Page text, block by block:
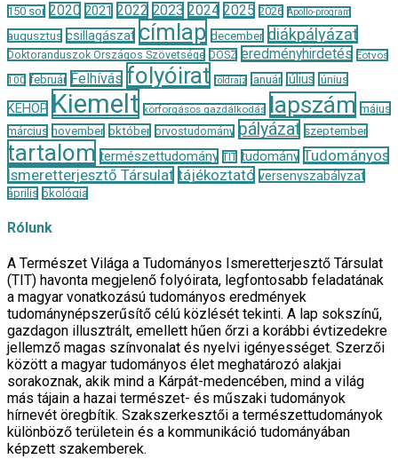
150 sor 2020 2021 2022 2023 2024 2025 2026 Apollo-program
augusztus csillagászat címlap december diákpályázat
Doktoranduszok Országos Szövetsége DOSZ eredményhirdetés Eötvös
100 február Felhívás folyóirat földrajz január július június
KEHOP Kiemelt körforgásos gazdálkodás lapszám május
március november október orvostudomány pályázat szeptember
tartalom természettudomány TIT tudomány Tudományos
Ismeretterjesztő Társulat tájékoztató versenyszabályzat
április ökológia
Rólunk
A Természet Világa a Tudományos Ismeretterjesztő Társulat
(TIT) havonta megjelenő folyóirata, legfontosabb feladatának
a magyar vonatkozású tudományos eredmények
tudománynépszerűsítő célú közlését tekinti. A lap sokszínű,
gazdagon illusztrált, emellett hűen őrzi a korábbi évtizedekre
jellemző magas színvonalat és nyelvi igényességet. Szerzői
között a magyar tudományos élet meghatározó alakjai
sorakoznak, akik mind a Kárpát-medencében, mind a világ
más tájain a hazai természet- és műszaki tudományok
hírnevét öregbítik. Szakszerkesztői a természettudományok
különböző területein és a kommunikáció tudományában
képzett szakemberek.